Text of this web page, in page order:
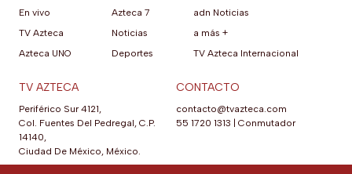
En vivo
TV Azteca
Azteca UNO
Azteca 7
Noticias
Deportes
adn Noticias
a más +
TV Azteca Internacional
TV AZTECA
Periférico Sur 4121,
Col. Fuentes Del Pedregal, C.P.
14140,
Ciudad De México, México.
CONTACTO
contacto@tvazteca.com
55 1720 1313
Conmutador